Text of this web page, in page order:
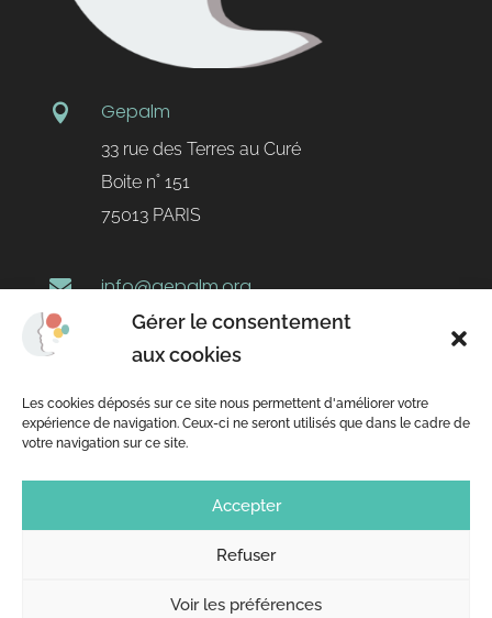
Gérer le consentement
aux cookies
Les cookies déposés sur ce site nous permettent d'améliorer votre
expérience de navigation. Ceux-ci ne seront utilisés que dans le cadre de
votre navigation sur ce site.
Accepter
Refuser
Voir les préférences
 Gepalm
33 rue des Terres au Curé
Boite n˚ 151
75013 PARIS
 info@gepalm.org
 +33 1 47 07 82 11
 Horaires
Du lundi au mercredi
14h00 - 16h30